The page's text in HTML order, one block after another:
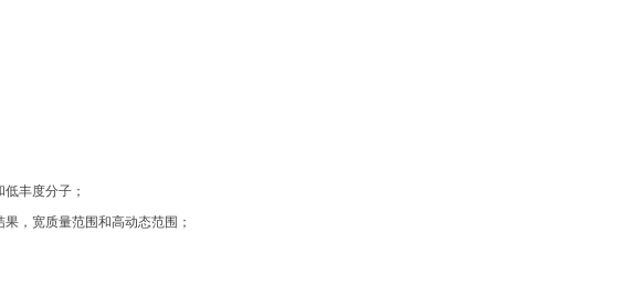
丰度分子；
，宽质量范围和高动态范围；